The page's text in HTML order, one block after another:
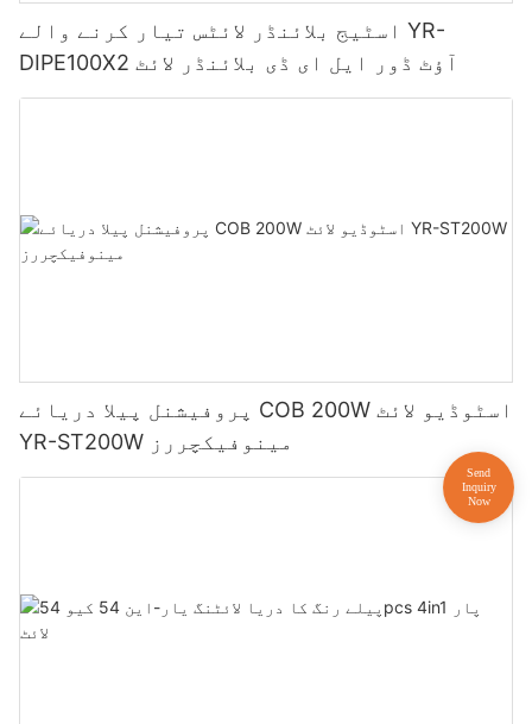
اسٹیج بلائنڈر لائٹس تیار کرنے والے YR-
DIPE100X2 آؤٹ ڈور ایل ای ڈی بلائنڈر لائٹ
پروفیشنل پیلا دریائے COB 200W اسٹوڈیو لائٹ
YR-ST200W مینوفیکچررز